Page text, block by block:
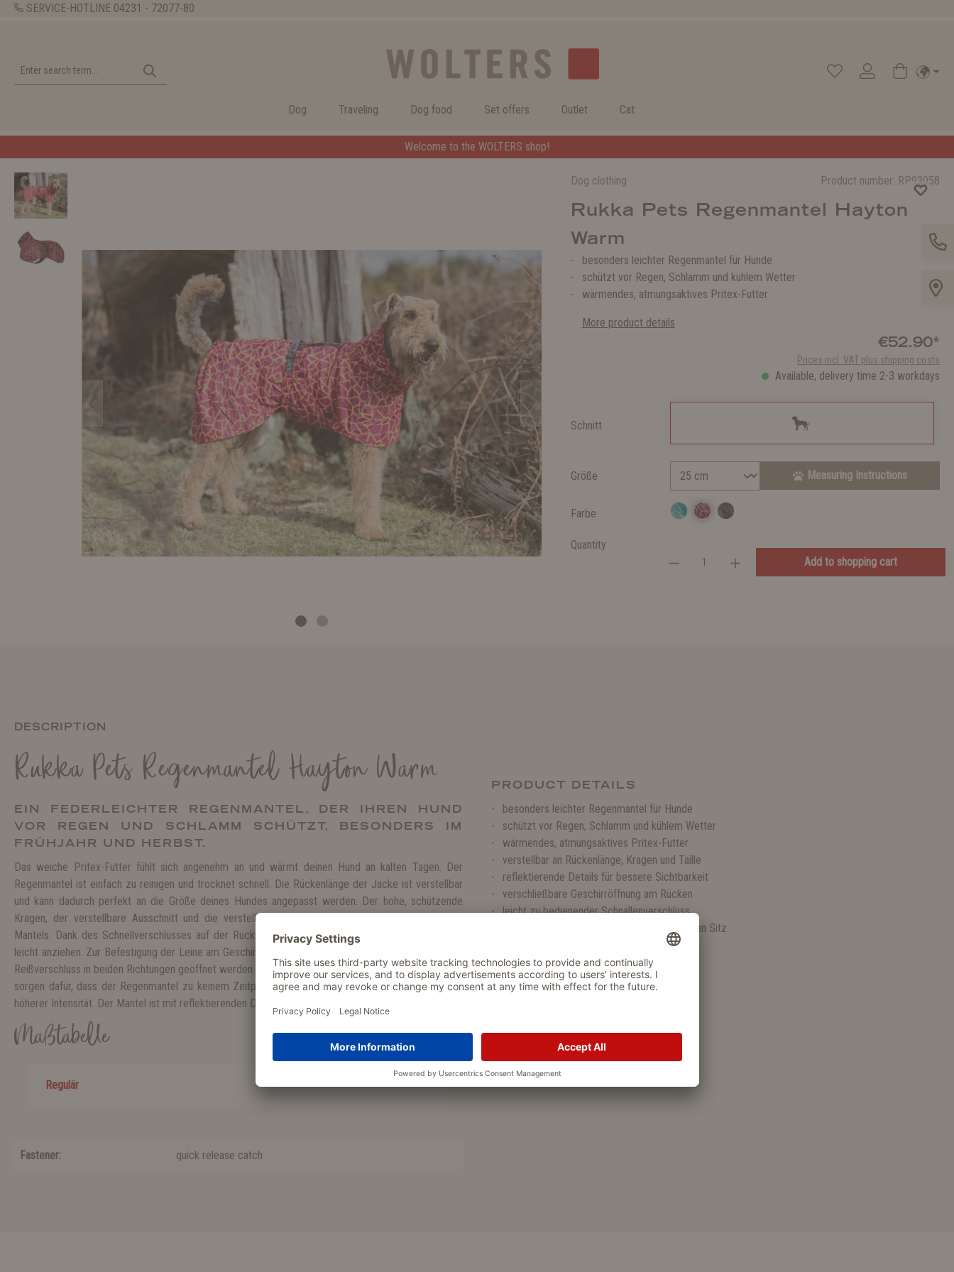
SERVICE-HOTLINE 04231 - 72077-80
Dog Traveling Dog food Set offers Outlet Cat
Dog clothing
Product number: RP93058
Rukka Pets Regenmantel Hayton
Warm
besonders leichter Regenmantel für Hunde
schützt vor Regen, Schlamm und kühlem Wetter
wärmendes, atmungsaktives Pritex-Futter
More product details
€52.90*
Prices incl. VAT plus shipping costs
Available, delivery time 2-3 workdays
Schnitt
Größe Measuring Instructions
Farbe
Quantity
Add to shopping cart
DESCRIPTION
Rukka Pets Regenmantel Hayton Warm
EIN FEDERLEICHTER REGENMANTEL, DER IHREN HUND
VOR REGEN UND SCHLAMM SCHÜTZT, BESONDERS IM
FRÜHJAHR UND HERBST.
Das weiche Pritex-Futter fühlt sich angenehm an und wärmt deinen Hund an kalten Tagen. Der
Regenmantel ist einfach zu reinigen und trocknet schnell. Die Rückenlänge der Jacke ist verstellbar
und kann dadurch perfekt an die Größe deines Hundes angepasst werden. Der hohe, schützende
Kragen, der verstellbare Ausschnitt und die verstellbare Taille sorgen für einen guten Sitz des
Mantels. Dank des Schnellverschlusses auf der Rückseite mit einer Schnalle lässt sich der Mantel
leicht anziehen. Zur Befestigung der Leine am Geschirr befindet sich am Rücken eine Öffnung, deren
Reißverschluss in beiden Richtungen geöffnet werden kann. Elastische Schlaufen an den Hinterbeinen
sorgen dafür, dass der Regenmantel zu keinem Zeitpunkt verrutscht, auch nicht bei Aktivitäten mit
höherer Intensität. Der Mantel ist mit reflektierenden Details versehen.
Maßtabelle
Regulär
Fastener: quick release catch
PRODUCT DETAILS
besonders leichter Regenmantel für Hunde
schützt vor Regen, Schlamm und kühlem Wetter
wärmendes, atmungsaktives Pritex-Futter
verstellbar an Rückenlänge, Kragen und Taille
reflektierende Details für bessere Sichtbarkeit
verschließbare Geschirröffnung am Rücken
leicht zu bedienender Schnallenverschluss
Schlaufen an den Hinterbeinen optimieren den Sitz